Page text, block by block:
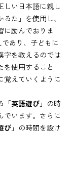
しい日本語に親し
た」を使用し、
に励んでおりま
あり、子どもに
字を教えるのでは
を使用すること
覚えていくように
「英語遊び」の時
でいます。さらに
び」の時間を設け